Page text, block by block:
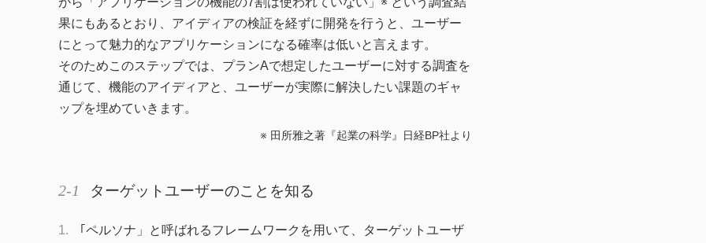
果にもあるとおり、アイディアの検証を経ずに開発を行うと、ユーザー
にとって魅力的なアプリケーションになる確率は低いと言えます。
そのためこのステップでは、プランAで想定したユーザーに対する調査を
通じて、機能のアイディアと、ユーザーが実際に解決したい課題のギャ
ップを埋めていきます。
※ 田所雅之著『起業の科学』 日経BP社より
ターゲットユーザーのことを知る
｢ペルソナ」と呼ばれるフレームワークを用いて、ターゲットユーザ